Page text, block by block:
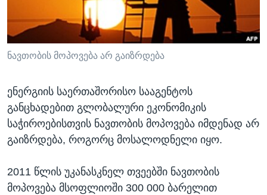
ᲡᲢᲣᲓᲘᲐ ᲕᲐᲨᲘᲜᲒᲢᲝᲜᲘ
ᲯᲐᲜᲛᲠᲗᲔᲚᲝᲑᲐ
ᲛᲔᲪᲜᲘᲔᲠᲔᲑᲐ
ᲙᲣᲚᲢᲣᲠᲐ
ᲒᲐᲚᲘᲚᲔᲝ
ᲓᲔᲖᲘᲜᲤᲝᲠᲛᲐᲪᲘᲐ
Learning English
ᲗᲕᲐᲚᲘ ᲒᲕᲐᲓᲔᲕᲜᲔᲗ
ენები
ნავთობის მოპოვება არ გაიზრდება
ენერგიის საერთაშორისო სააგენტოს
განცხადებით გლობალური ეკონომიკის
საჭიროებისთვის ნავთობის მოპოვება იმდენად არ
გაიზრდება, როგორც მოსალოდნელი იყო.
2011 წლის უკანასკნელ თვეებში ნავთობის
მოპოვება მსოფლიოში 300 000 ბარელით